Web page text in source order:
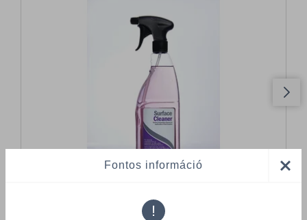
Fontos információ
!